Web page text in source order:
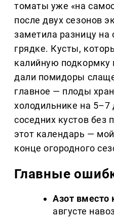
томаты уже «на
после двух сезонов
заметила разницу на
грядке. Кусты,
калийную подкормку
дали помидоры
главное — плоды
холодильнике на
соседних кустов без
этот календарь —
конце огородного
Главные
Азот вместо
августе